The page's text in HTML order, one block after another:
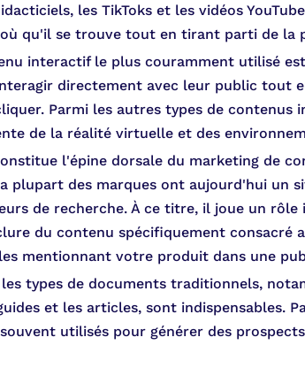
les TikToks et les vidéos
qu'il se trouve tout en tirant parti de la
interactif le plus couramment utilisé
directement avec leur public tout
Parmi les autres types de contenus
de la réalité virtuelle et des
l'épine dorsale du marketing de
plupart des marques ont aujourd'hui un
de recherche. À ce titre, il joue un
du contenu spécifiquement consacré
mentionnant votre produit dans une
types de documents traditionnels,
et les articles, sont indispensables.
utilisés pour générer des